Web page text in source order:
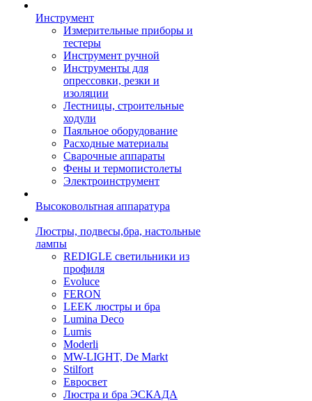
Инструмент
Измерительные приборы и
тестеры
Инструмент ручной
Инструменты для
опрессовки, резки и
изоляции
Лестницы, строительные
ходули
Паяльное оборудование
Расходные материалы
Сварочные аппараты
Фены и термопистолеты
Электроинструмент
Высоковольтная аппаратура
Люстры, подвесы,бра, настольные
лампы
REDIGLE светильники из
профиля
Evoluce
FERON
LEEK люстры и бра
Lumina Deco
Lumis
Moderli
MW-LIGHT, De Markt
Stilfort
Евросвет
Люстра и бра ЭСКАДА